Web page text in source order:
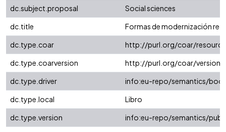
dc.subject.proposal
Social sciences
dc.title
Formas de modernización
dc.type.coar
http://purl.org/coar/
dc.type.coarversion
http://purl.org/coar/
dc.type.driver
info:eu-repo/semantics/
dc.type.local
Libro
dc.type.version
info:eu-repo/semantics/